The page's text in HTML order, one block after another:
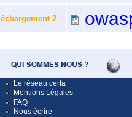
2
Le réseau certa
Mentions Légales
FAQ
Nous écrire